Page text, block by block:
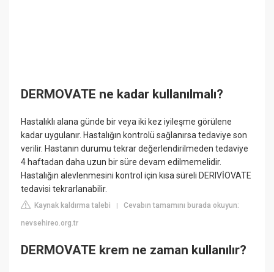
DERMOVATE ne kadar kullanılmalı?
Hastalıklı alana günde bir veya iki kez iyileşme görülene
kadar uygulanır. Hastalığın kontrolü sağlanırsa tedaviye son
verilir. Hastanın durumu tekrar değerlendirilmeden tedaviye
4 haftadan daha uzun bir süre devam edilmemelidir.
Hastalığın alevlenmesini kontrol için kısa süreli DERIVİOVATE
tedavisi tekrarlanabilir.
Kaynak kaldırma talebi |Cevabın tamamını burada okuyun:
nevsehireo.org.tr
DERMOVATE krem ne zaman kullanılır?